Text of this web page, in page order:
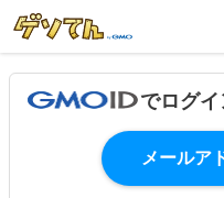
でログイ